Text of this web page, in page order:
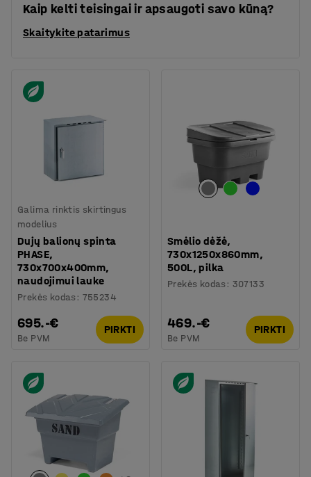
Kaip kelti teisingai ir apsaugoti savo kūną?
Skaitykite patarimus
Galima rinktis skirtingus
modelius
Dujų balionų spinta
PHASE,
730x700x400mm,
naudojimui lauke
Prekės kodas : 755234
695.-€
Be PVM
PIRKTI
Smėlio dėžė,
730x1250x860mm,
500L, pilka
Prekės kodas : 307133
469.-€
Be PVM
PIRKTI